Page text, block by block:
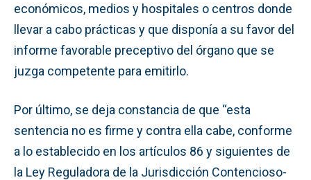
económicos, medios y hospitales o centros donde
llevar a cabo prácticas y que disponía a su favor del
informe favorable preceptivo del órgano que se
juzga competente para emitirlo.
Por último, se deja constancia de que “esta
sentencia no es firme y contra ella cabe, conforme
a lo establecido en los artículos 86 y siguientes de
la Ley Reguladora de la Jurisdicción Contencioso-